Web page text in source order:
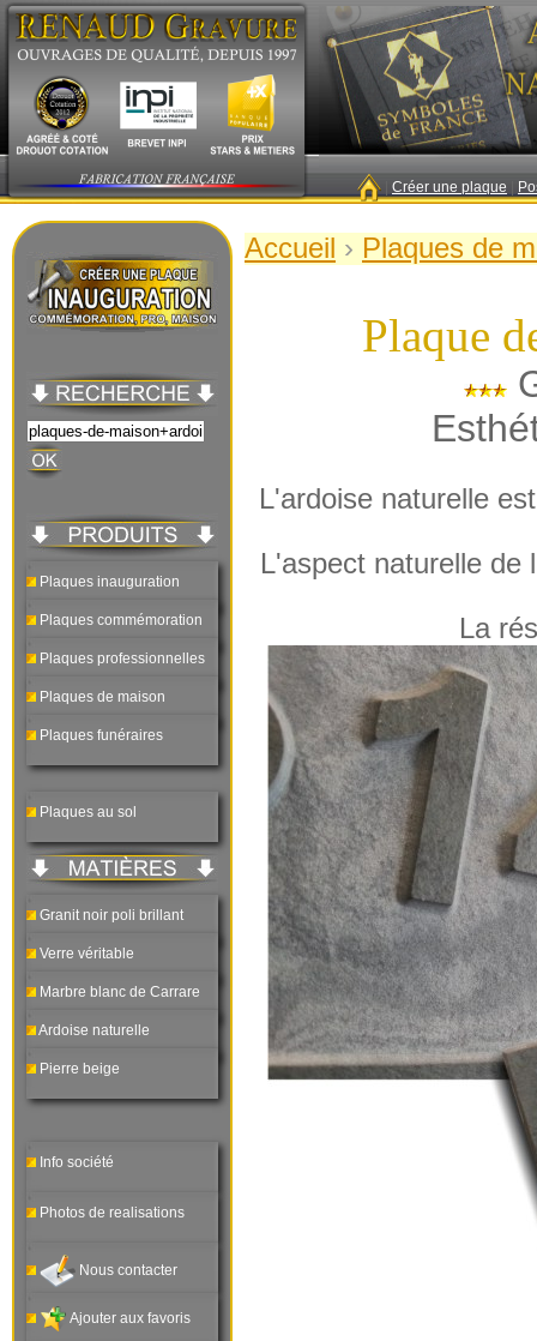
Créer une plaque
Plaques inauguration
Plaques commémoration
Plaques professionnelles
Plaques de maison
Plaques funéraires
Plaques au sol
Granit noir poli brillant
Verre véritable
Marbre blanc de Carrare
Ardoise naturelle
Pierre beige
Info société
Photos de realisations
Nous contacter
Ajouter aux favoris
Accueil › Plaques de
Plaque
L'ardoise naturelle
L'aspect naturelle de
La